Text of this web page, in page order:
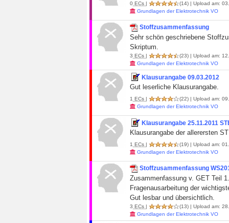
0 ECs | (14) | Upload am:
Grundlagen der Elektrotechnik VO
Stoffzusammenfassung
Sehr schön geschriebene
Skriptum.
3 ECs | (23) | Upload am:
Grundlagen der Elektrotechnik VO
Klausurangabe 09.03.2012
Gut leserliche Klausurangabe.
1 ECs | (22) | Upload am:
Grundlagen der Elektrotechnik VO
Klausurangabe 25.11.2011
Klausurangabe der allerersten
1 ECs | (19) | Upload am:
Grundlagen der Elektrotechnik VO
Stoffzusammenfassung
Zusammenfassung v. GET Teil
Fragenausarbeitung der
Gut lesbar und übersichtlich.
3 ECs | (13) | Upload am:
Grundlagen der Elektrotechnik VO